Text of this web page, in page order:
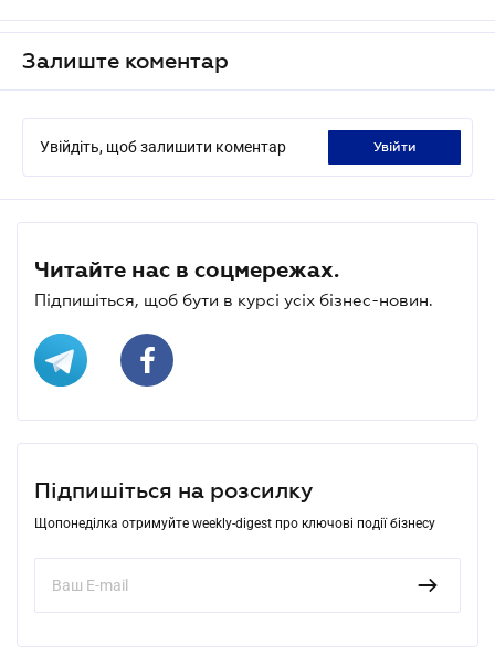
Залиште коментар
Увійдіть, щоб залишити коментар увійти
Читайте нас в соцмережах.
Підпишіться, щоб бути в курсі усіх бізнес-новин.
Підпишіться на розсилку
Щопонеділка отримуйте weekly-digest про ключові події бізнесу